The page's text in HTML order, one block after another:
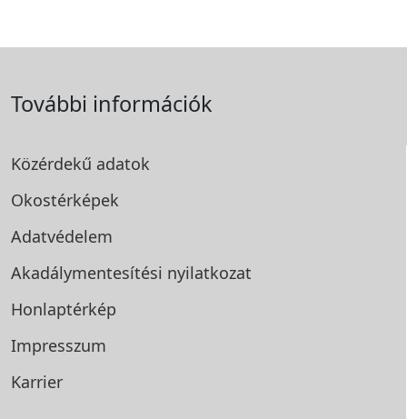
További információk
Közérdekű adatok
Okostérképek
Adatvédelem
Akadálymentesítési nyilatkozat
Honlaptérkép
Impresszum
Karrier